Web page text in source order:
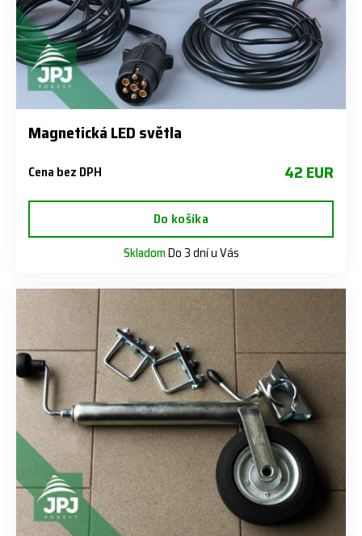
Magnetická LED světla
Cena bez DPH 42 EUR
Do košíka
SkladomDo 3 dní u Vás